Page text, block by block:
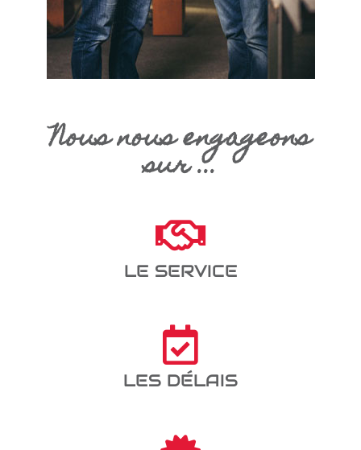
Nous nous engageons
sur ...
LE SERVICE
LES DÉLAIS